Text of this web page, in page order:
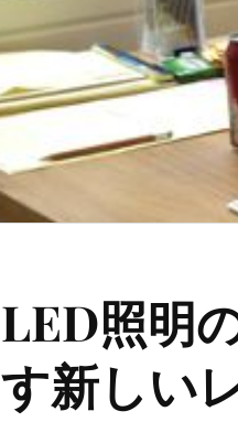
LED照明
す新しい